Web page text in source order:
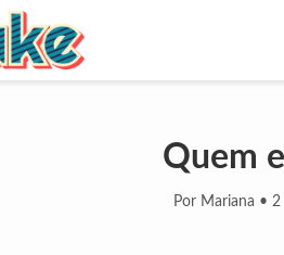
Quem
Por Mariana • 2